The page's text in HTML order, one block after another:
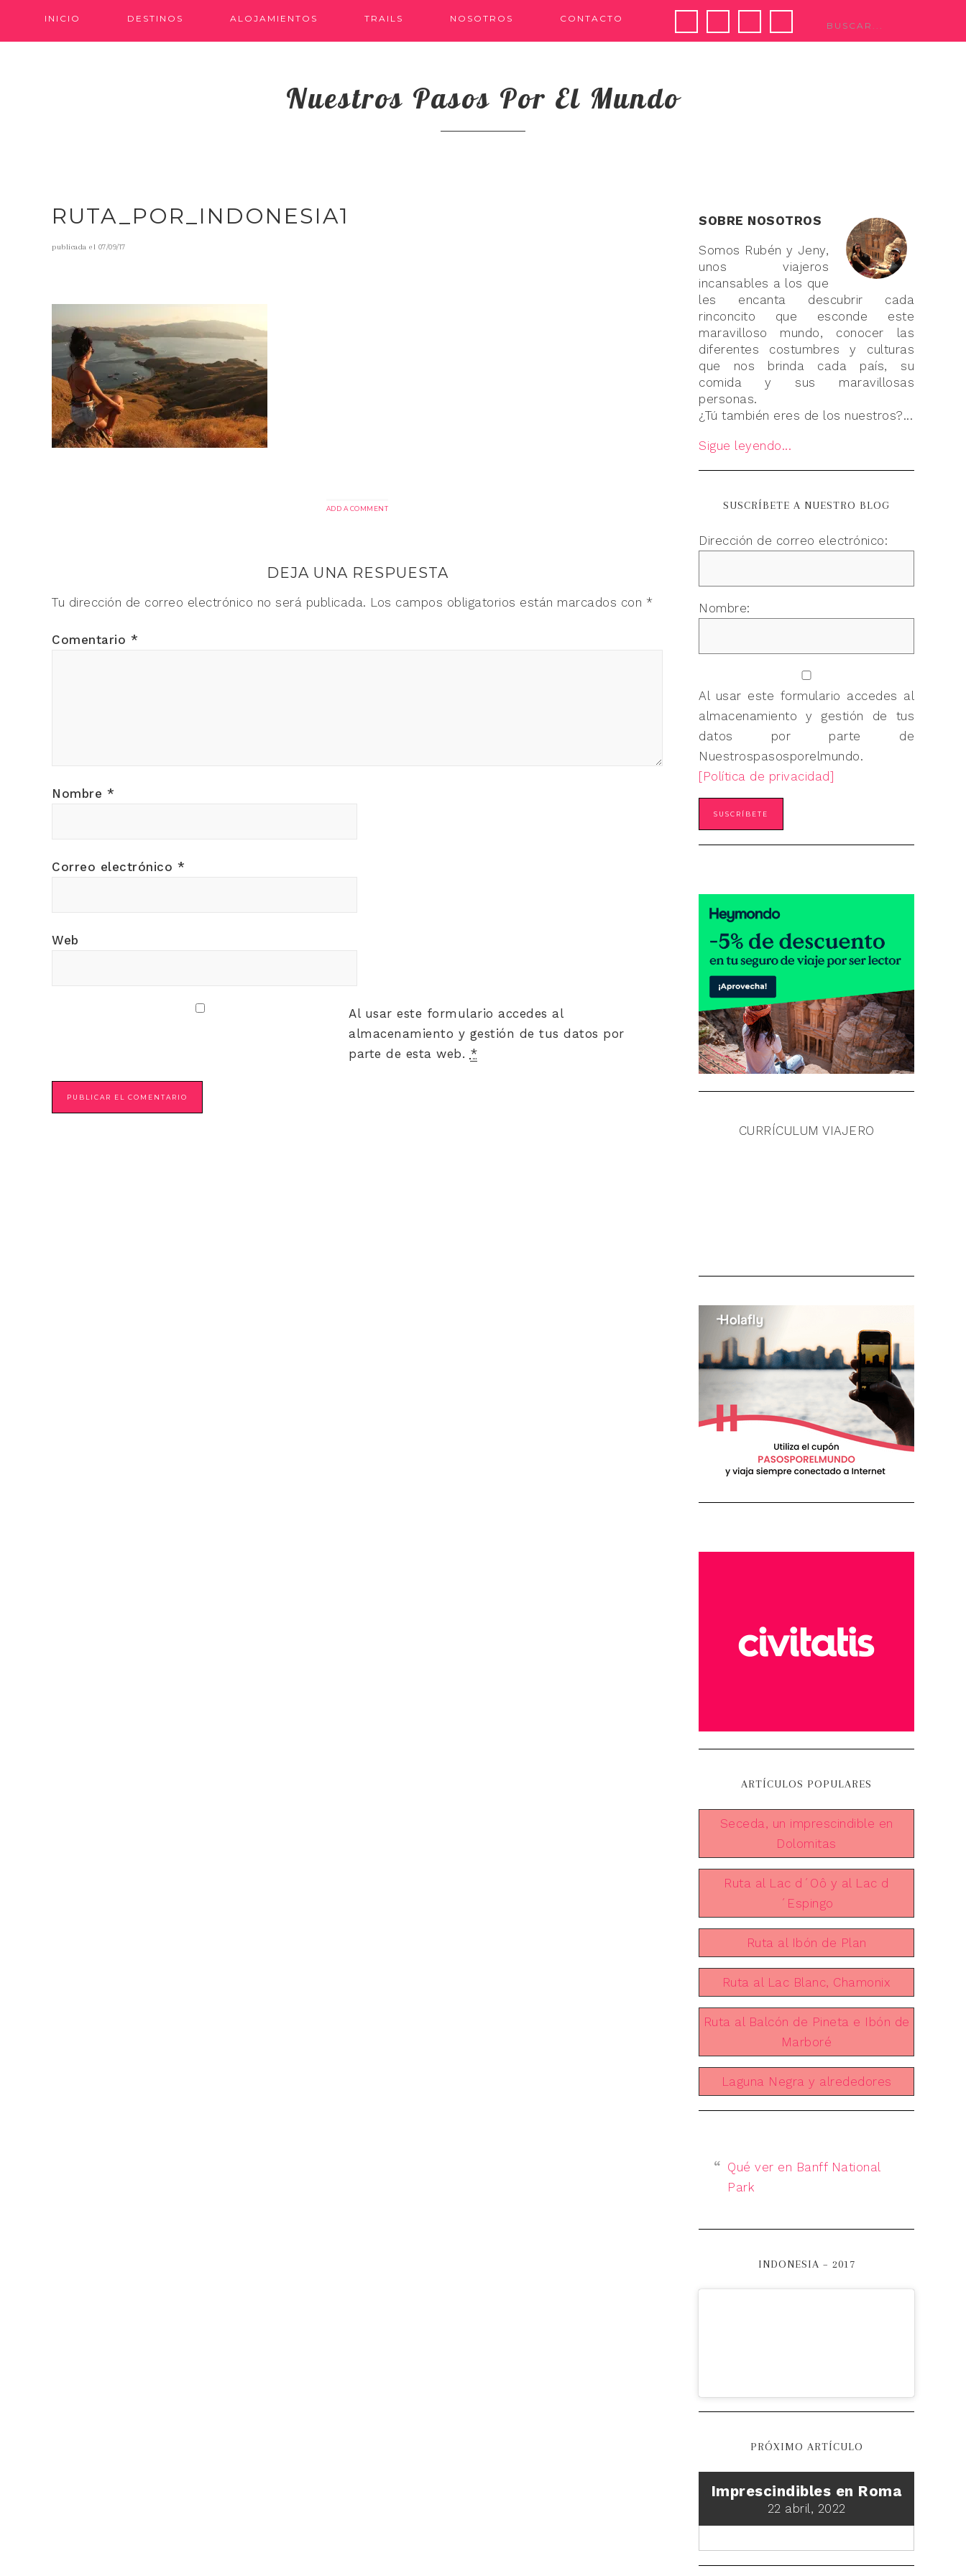
INICIO DESTINOS ALOJAMIENTOS TRAILS NOSOTROS CONTACTO
Nuestros Pasos Por El Mundo
RUTA_POR_INDONESIA1
publicada el 07/09/17
ADD A COMMENT
DEJA UNA RESPUESTA
Tu dirección de correo electrónico no será publicada. Los campos obligatorios están marcados con *
Comentario *
Nombre *
Correo electrónico *
Web
Al usar este formulario accedes al
almacenamiento y gestión de tus datos por
parte de esta web. *
SOBRE NOSOTROS
Somos Rubén y Jeny,
unos viajeros
incansables a los que
les encanta descubrir cada
rinconcito que esconde este
maravilloso mundo, conocer las
diferentes costumbres y culturas
que nos brinda cada país, su
comida y sus maravillosas
personas.
¿Tú también eres de los nuestros?...
Sigue leyendo...
SUSCRÍBETE A NUESTRO BLOG
Dirección de correo electrónico:
Nombre:
Al usar este formulario accedes al
almacenamiento y gestión de tus
datos por parte de
Nuestrospasosporelmundo.
[Política de privacidad]
CURRÍCULUM VIAJERO
ARTÍCULOS POPULARES
Seceda, un imprescindible en
Dolomitas
Ruta al Lac d´Oô y al Lac d
´Espingo
Ruta al Ibón de Plan
Ruta al Lac Blanc, Chamonix
Ruta al Balcón de Pineta e Ibón de
Marboré
Laguna Negra y alrededores
Qué ver en Banff National
Park
INDONESIA – 2017
PRÓXIMO ARTÍCULO
Imprescindibles en Roma
22 abril, 2022